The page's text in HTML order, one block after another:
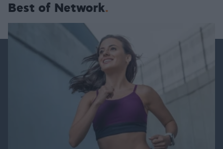
Best of Network